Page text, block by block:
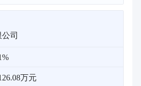
司
万元